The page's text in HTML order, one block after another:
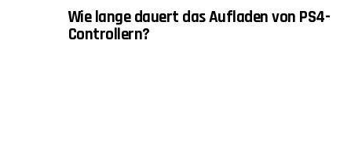
Wie lange dauert das Aufladen von PS4-
Controllern?